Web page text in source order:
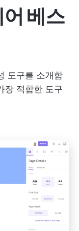
베스
도구를 소개합
장 적합한 도구